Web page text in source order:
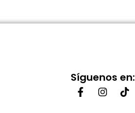
Síguenos en: